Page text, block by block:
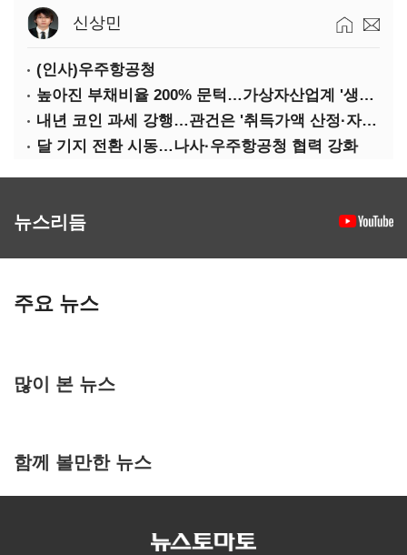
신상민
(인사)우주항공청
높아진 부채비율 200% 문턱…가상자산업계 '생존 시험대'
내년 코인 과세 강행…관건은 '취득가액 산정·자산 이동'
달 기지 전환 시동…나사·우주항공청 협력 강화
뉴스리듬
주요 뉴스
많이 본 뉴스
함께 볼만한 뉴스